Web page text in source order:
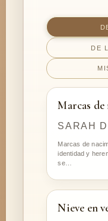
DE
Marcas
SARAH
Marcas de
identidad y
se…
Nieve en